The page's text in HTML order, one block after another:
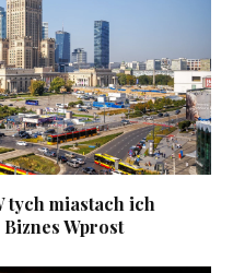
tych miastach ich
Wprost